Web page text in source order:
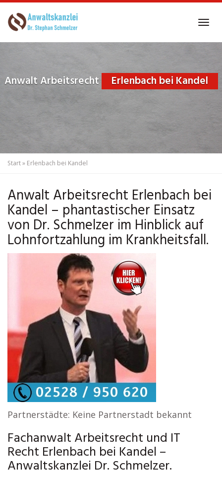
to
Anwalt Arbeitsrecht Erlenbach bei Kandel
Start» Erlenbach bei Kandel
Anwalt Arbeitsrecht Erlenbach bei
Kandel – phantastischer Einsatz
von Dr. Schmelzer im Hinblick auf
Lohnfortzahlung im Krankheitsfall.
Partnerstädte: Keine Partnerstadt bekannt
Fachanwalt Arbeitsrecht und IT
Recht Erlenbach bei Kandel –
Anwaltskanzlei Dr. Schmelzer.